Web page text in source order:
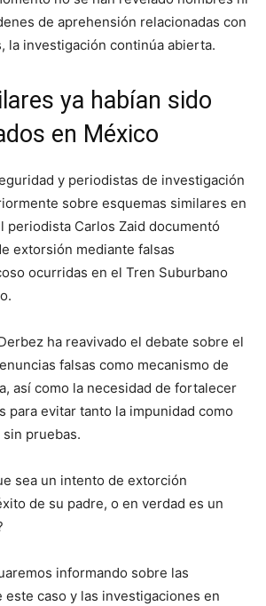
de aprehensión relacionadas con
la investigación continúa abierta.
ya habían sido
en México
y periodistas de investigación
sobre esquemas similares en
periodista Carlos Zaid documentó
extorsión mediante falsas
ocurridas en el Tren Suburbano
ha reavivado el debate sobre el
falsas como mecanismo de
así como la necesidad de fortalecer
para evitar tanto la impunidad como
pruebas.
sea un intento de extorción
de su padre, o en verdad es un
informando sobre las
este caso y las investigaciones en